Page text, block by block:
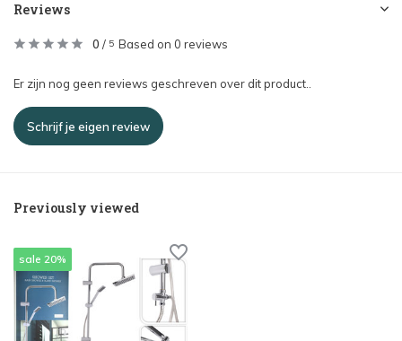
Reviews
0 / 5 Based on 0 reviews
Er zijn nog geen reviews geschreven over dit product..
Schrijf je eigen review
Previously viewed
sale 20%